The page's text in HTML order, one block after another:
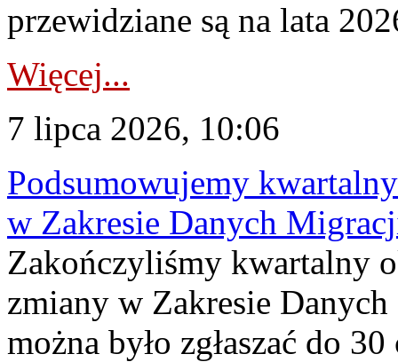
przewidziane są na lata
Więcej...
7 lipca 2026, 10:06
Podsumowujemy
w Zakresie Danych
Zakończyliśmy kwartalny
zmiany w Zakresie
można było zgłaszać do